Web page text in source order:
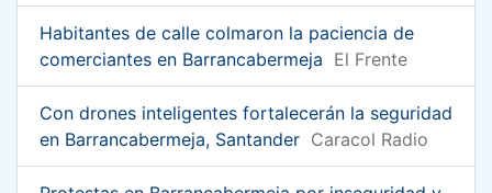
Habitantes de calle colmaron la paciencia de
comerciantes en Barrancabermeja El Frente
Con drones inteligentes fortalecerán la seguridad
en Barrancabermeja, Santander Caracol Radio